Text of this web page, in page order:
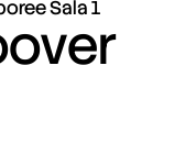
Sala 1